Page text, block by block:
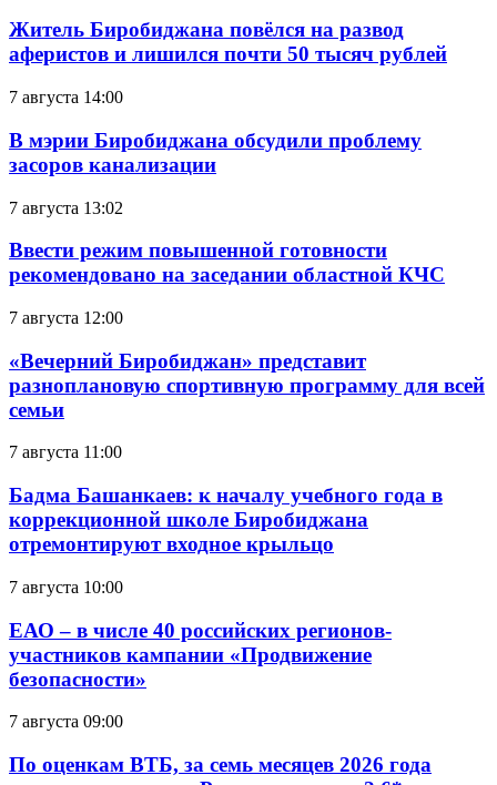
Житель Биробиджана повёлся на развод
аферистов и лишился почти 50 тысяч рублей
7 августа 14:00
В мэрии Биробиджана обсудили проблему
засоров канализации
7 августа 13:02
Ввести режим повышенной готовности
рекомендовано на заседании областной КЧС
7 августа 12:00
«Вечерний Биробиджан» представит
разноплановую спортивную программу для всей
семьи
7 августа 11:00
Бадма Башанкаев: к началу учебного года в
коррекционной школе Биробиджана
отремонтируют входное крыльцо
7 августа 10:00
ЕАО – в числе 40 российских регионов-
участников кампании «Продвижение
безопасности»
7 августа 09:00
По оценкам ВТБ, за семь месяцев 2026 года